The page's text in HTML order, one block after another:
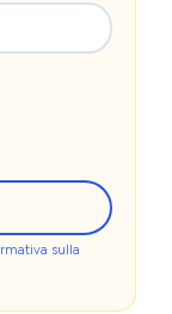
sulla